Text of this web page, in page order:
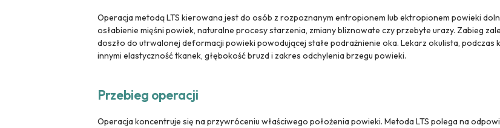
Operacja metodą LTS kierowana jest do osób z rozpoznanym entropionem lub ektropionem powieki
osłabienie mięśni powiek, naturalne procesy starzenia, zmiany bliznowate czy przebyte urazy. Zabieg
doszło do utrwalonej deformacji powieki powodującej stałe podrażnienie oka. Lekarz okulista, podczas
innymi elastyczność tkanek, głębokość bruzd i zakres odchylenia brzegu powieki.
Przebieg operacji
Operacja koncentruje się na przywróceniu właściwego położenia powieki. Metoda LTS polega na